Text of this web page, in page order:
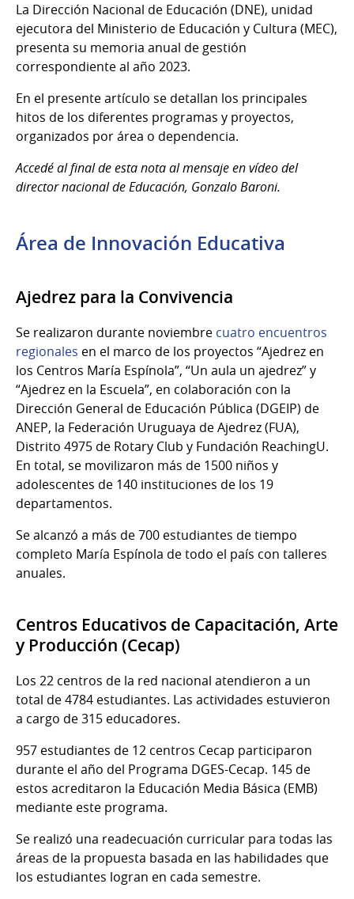
La Dirección Nacional de Educación (DNE), unidad
ejecutora del Ministerio de Educación y Cultura (MEC),
presenta su memoria anual de gestión
correspondiente al año 2023.
En el presente artículo se detallan los principales
hitos de los diferentes programas y proyectos,
organizados por área o dependencia.
Accedé al final de esta nota al mensaje en vídeo del
director nacional de Educación, Gonzalo Baroni.
Área de Innovación Educativa
Ajedrez para la Convivencia
Se realizaron durante noviembre cuatro encuentros
regionales en el marco de los proyectos “Ajedrez en
los Centros María Espínola”, “Un aula un ajedrez” y
“Ajedrez en la Escuela”, en colaboración con la
Dirección General de Educación Pública (DGEIP) de
ANEP, la Federación Uruguaya de Ajedrez (FUA),
Distrito 4975 de Rotary Club y Fundación ReachingU.
En total, se movilizaron más de 1500 niños y
adolescentes de 140 instituciones de los 19
departamentos.
Se alcanzó a más de 700 estudiantes de tiempo
completo María Espínola de todo el país con talleres
anuales.
Centros Educativos de Capacitación, Arte
y Producción (Cecap)
Los 22 centros de la red nacional atendieron a un
total de 4784 estudiantes. Las actividades estuvieron
a cargo de 315 educadores.
957 estudiantes de 12 centros Cecap participaron
durante el año del Programa DGES-Cecap. 145 de
estos acreditaron la Educación Media Básica (EMB)
mediante este programa.
Se realizó una readecuación curricular para todas las
áreas de la propuesta basada en las habilidades que
los estudiantes logran en cada semestre.